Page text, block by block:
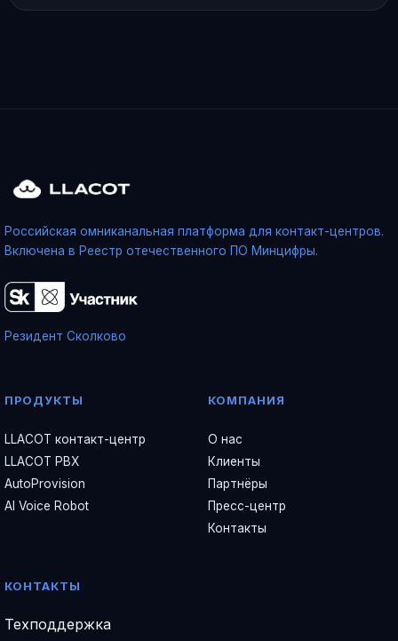
Российская омниканальная платформа для контакт-центров.
Включена в Реестр отечественного ПО Минцифры.
Резидент Сколково
ПРОДУКТЫ
LLACOT контакт-центр
LLACOT PBX
AutoProvision
AI Voice Robot
КОМПАНИЯ
О нас
Клиенты
Партнёры
Пресс-центр
Контакты
КОНТАКТЫ
Техподдержка